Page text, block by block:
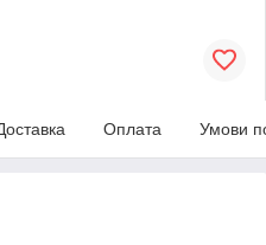
Оплата Умови